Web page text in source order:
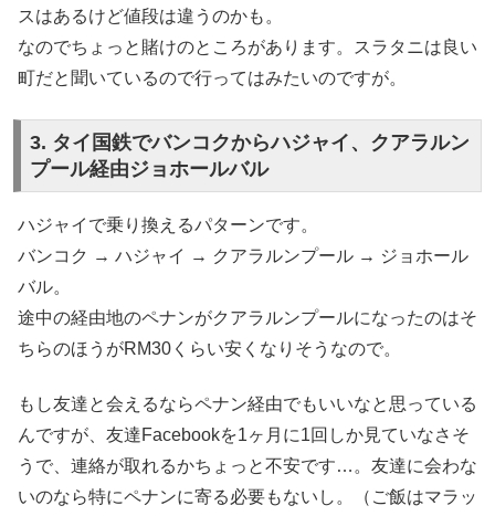
スはあるけど値段は違うのかも。
なのでちょっと賭けのところがあります。スラタニは良い
町だと聞いているので行ってはみたいのですが。
3. タイ国鉄でバンコクからハジャイ、クアラルン
プール経由ジョホールバル
ハジャイで乗り換えるパターンです。
バンコク → ハジャイ → クアラルンプール → ジョホール
バル。
途中の経由地のペナンがクアラルンプールになったのはそ
ちらのほうがRM30くらい安くなりそうなので。
もし友達と会えるならペナン経由でもいいなと思っている
んですが、友達Facebookを1ヶ月に1回しか見ていなさそ
うで、連絡が取れるかちょっと不安です…。友達に会わな
いのなら特にペナンに寄る必要もないし。（ご飯はマラッ